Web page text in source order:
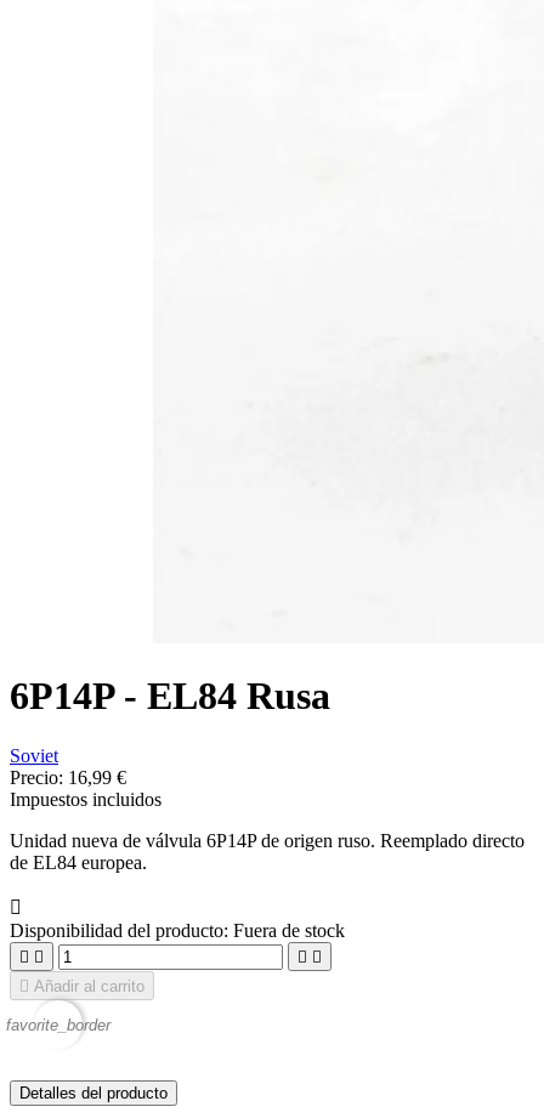
6P14P - EL84 Rusa
Soviet
Precio: 16,99 €
Impuestos incluidos
Unidad nueva de válvula 6P14P de origen ruso. Reemplado directo
de EL84 europea.

Disponibilidad del producto: Fuera de stock
   
 Añadir al carrito
favorite_border
Detalles del producto